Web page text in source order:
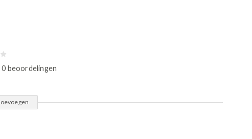
beoordelingen